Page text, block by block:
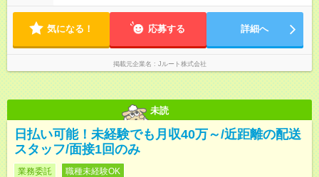
気になる！ 応募する 詳細へ
掲載元企業名 Jルート株式会社
未読
日払い可能！未経験でも月収40万～/近距離の配送
スタッフ/面接1回のみ
業務委託 職種未経験OK